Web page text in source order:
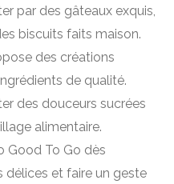
par des gâteaux exquis,
biscuits faits maison.
des créations
de qualité.
des douceurs sucrées
alimentaire.
Good To Go dès
délices et faire un geste